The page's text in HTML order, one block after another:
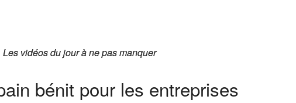
Les vidéos du jour à ne pas manquer
Les vidéos du jour à ne pas manquer
bénit pour les entreprises